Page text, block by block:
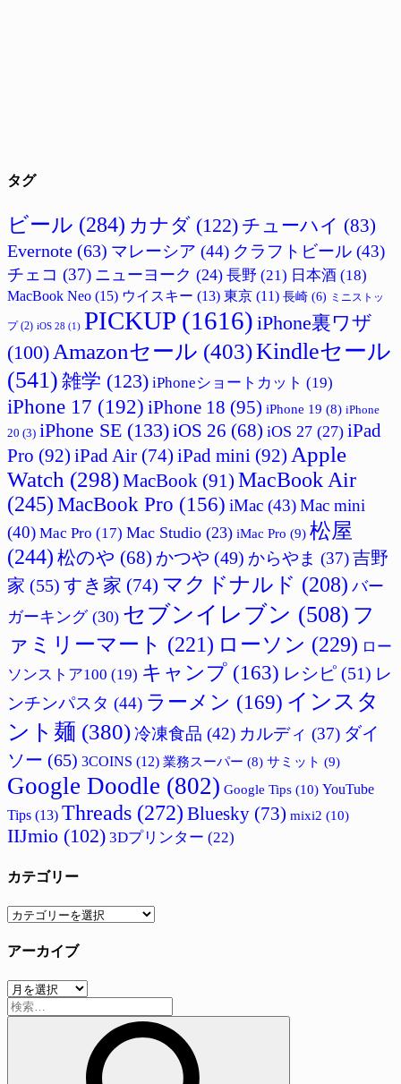
タグ
ビール (284) カナダ (122) チューハイ (83)
Evernote (63) マレーシア (44) クラフトビール (43)
チェコ (37) ニューヨーク (24) 長野 (21) 日本酒 (18)
MacBook Neo (15) ウイスキー (13) 東京 (11) 長崎 (6) ミニストッ
プ(2) iOS 28 (1) PICKUP (1616) iPhone裏ワザ
(100)Amazonセール (403)Kindleセール
(541) 雑学 (123) iPhoneショートカット (19)
iPhone 17 (192) iPhone 18 (95) iPhone 19 (8) iPhone
20 (3) iPhone SE (133)iOS 26 (68) iOS 27 (27) iPad
Pro (92) iPad Air (74) iPad mini (92) Apple
Watch (298)MacBook (91) MacBook Air
(245) MacBook Pro (156) iMac (43)Mac mini
(40) Mac Pro (17) Mac Studio (23) iMac Pro (9) 松屋
(244) 松のや (68) かつや (49) からやま (37)吉野
家 (55) すき家 (74) マクドナルド (208) バー
ガーキング(30) セブンイレブン (508) フ
ァミリーマート (221) ローソン (229) ロー
ソンストア100 (19) キャンプ (163) レシピ (51) レ
ンチンパスタ (44) ラーメン (169) インスタ
ント麺 (380)冷凍食品 (42) カルディ (37) ダイ
ソー (65) 3COINS (12) 業務スーパー (8) サミット (9)
Google Doodle (802) Google Tips (10) YouTube
Tips (13) Threads (272) Bluesky (73) mixi2 (10)
IIJmio (102) 3Dプリンター (22)
カテゴリー
カ
ゴ
ー
アーカイブ
ア
ー
検
索: